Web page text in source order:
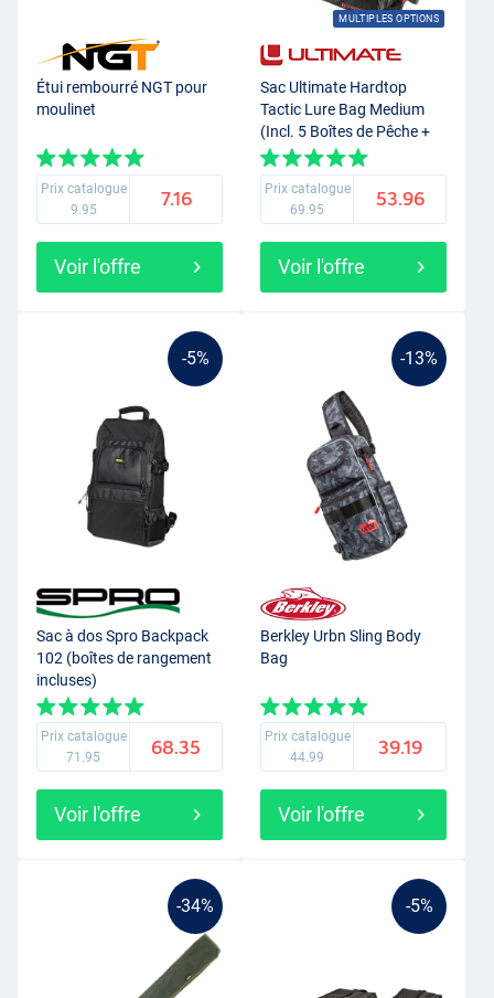
Étui rembourré NGT pour
moulinet
Prix catalogue
9.95
7.16
Voir l'offre
MULTIPLES OPTIONS
Sac Ultimate Hardtop
Tactic Lure Bag Medium
(Incl. 5 Boîtes de Pêche +
Pochette!)
Prix catalogue
69.95
53.96
Voir l'offre
-5%
Sac à dos Spro Backpack
102 (boîtes de rangement
incluses)
Prix catalogue
71.95
68.35
Voir l'offre
-13%
Berkley Urbn Sling Body
Bag
Prix catalogue
44.99
39.19
Voir l'offre
-34% -5%